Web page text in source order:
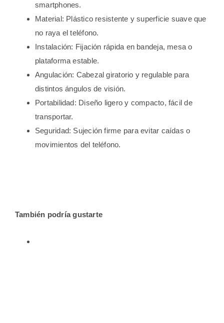
smartphones.
Material: Plástico resistente y superficie suave que
no raya el teléfono.
Instalación: Fijación rápida en bandeja, mesa o
plataforma estable.
Angulación: Cabezal giratorio y regulable para
distintos ángulos de visión.
Portabilidad: Diseño ligero y compacto, fácil de
transportar.
Seguridad: Sujeción firme para evitar caídas o
movimientos del teléfono.
También podría gustarte